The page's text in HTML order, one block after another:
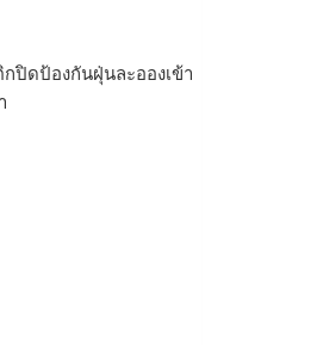
ปิดป้องกันฝุ่นละอองเข้า